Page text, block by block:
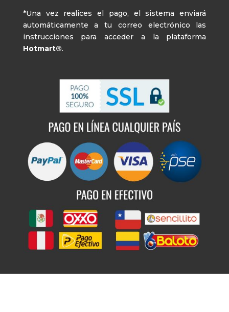
*Una vez realices el pago, el sistema enviará
automáticamente a tu correo electrónico las
instrucciones para acceder a la plataforma
Hotmart®.